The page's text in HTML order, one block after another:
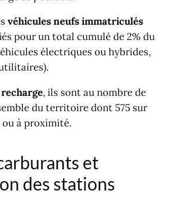
véhicules neufs immatriculés
pour un total cumulé de 2% du
électriques ou hybrides,
du territoire dont 575 sur
ou à proximité.
des stations